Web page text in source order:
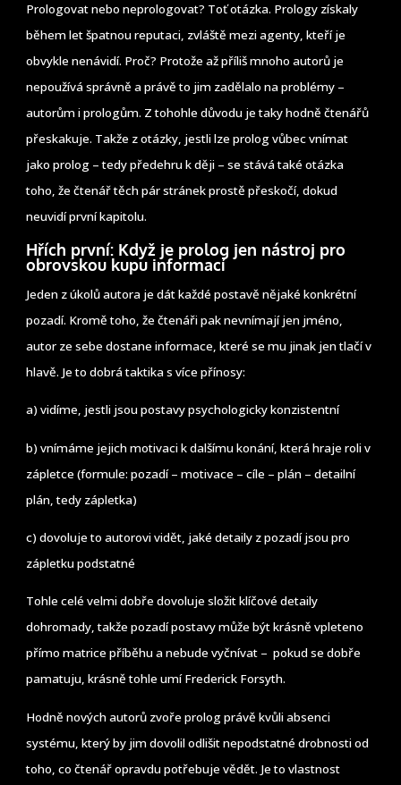
Prologovat nebo neprologovat? Toť otázka. Prology získaly
během let špatnou reputaci, zvláště mezi agenty, kteří je
obvykle nenávidí. Proč? Protože až příliš mnoho autorů je
nepoužívá správně a právě to jim zadělalo na problémy –
autorům i prologům. Z tohohle důvodu je taky hodně čtenářů
přeskakuje. Takže z otázky, jestli lze prolog vůbec vnímat
jako prolog – tedy předehru k ději – se stává také otázka
toho, že čtenář těch pár stránek prostě přeskočí, dokud
neuvidí první kapitolu.
Hřích první: Když je prolog jen nástroj pro
obrovskou kupu informací
Jeden z úkolů autora je dát každé postavě nějaké konkrétní
pozadí. Kromě toho, že čtenáři pak nevnímají jen jméno,
autor ze sebe dostane informace, které se mu jinak jen tlačí v
hlavě. Je to dobrá taktika s více přínosy:
a) vidíme, jestli jsou postavy psychologicky konzistentní
b) vnímáme jejich motivaci k dalšímu konání, která hraje roli v
zápletce (formule: pozadí – motivace – cíle – plán – detailní
plán, tedy zápletka)
c) dovoluje to autorovi vidět, jaké detaily z pozadí jsou pro
zápletku podstatné
Tohle celé velmi dobře dovoluje složit klíčové detaily
dohromady, takže pozadí postavy může být krásně vpleteno
přímo matrice příběhu a nebude vyčnívat – pokud se dobře
pamatuju, krásně tohle umí Frederick Forsyth.
Hodně nových autorů zvoře prolog právě kvůli absenci
systému, který by jim dovolil odlišit nepodstatné drobnosti od
toho, co čtenář opravdu potřebuje vědět. Je to vlastnost